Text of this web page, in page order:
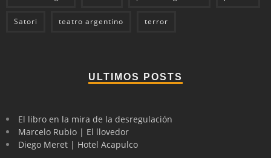
Satori teatro argentino terror
ULTIMOS POSTS
El libro en la mira de la desregulación
Marcelo Rubio | El llovedor
Diego Meret | Hotel Acapulco